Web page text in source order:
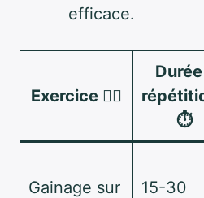
efficace.
Exercice 🏋️‍♂️
⏱️
Gainage sur
15-30